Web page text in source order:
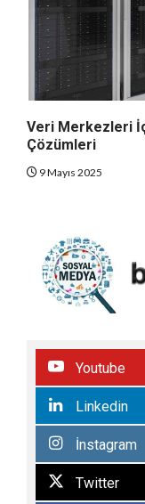
Veri Merkezleri
Çözümleri
9 Mayıs 2025
Youtube
Linkedin
İnstagram
Twitter